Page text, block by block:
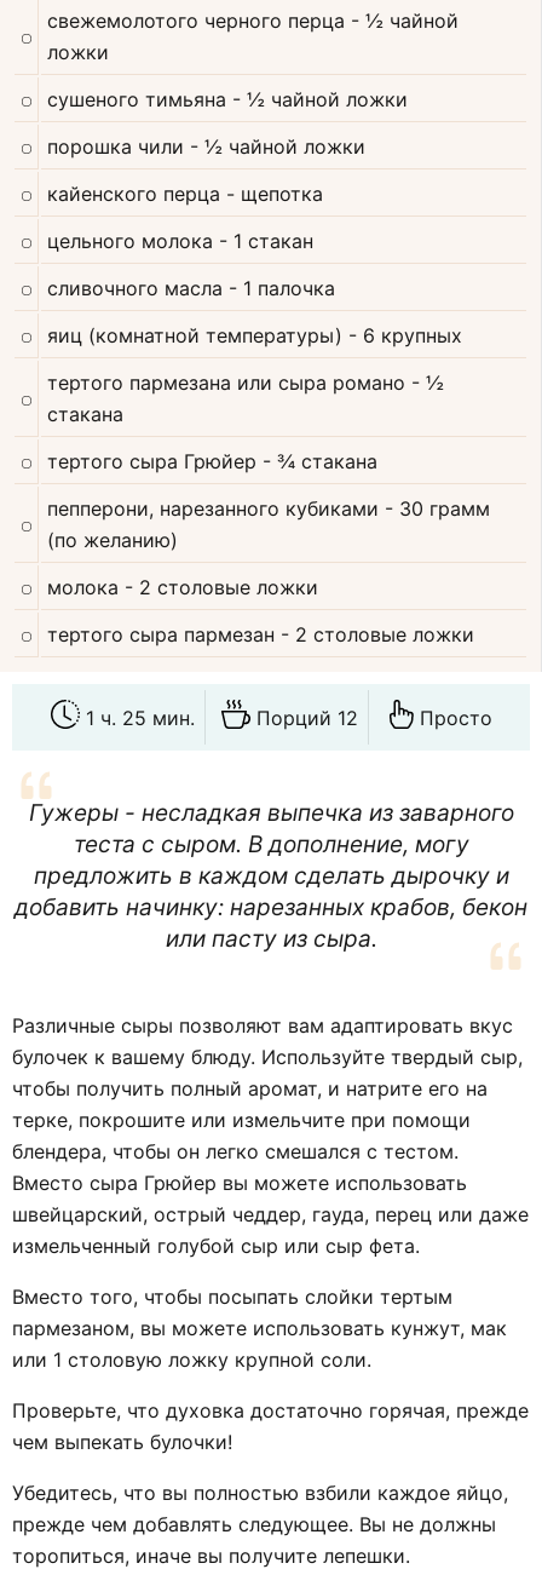
свежемолотого черного перца - ½ чайной
ложки
сушеного тимьяна - ½ чайной ложки
порошка чили - ½ чайной ложки
кайенского перца - щепотка
цельного молока - 1 стакан
сливочного масла - 1 палочка
яиц (комнатной температуры) - 6 крупных
тертого пармезана или сыра романо - ½
стакана
тертого сыра Грюйер - ¾ стакана
пепперони, нарезанного кубиками - 30 грамм
(по желанию)
молока - 2 столовые ложки
тертого сыра пармезан - 2 столовые ложки
1 ч. 25 мин. Порций 12 Просто
Гужеры - несладкая выпечка из заварного
теста с сыром. В дополнение, могу
предложить в каждом сделать дырочку и
добавить начинку: нарезанных крабов, бекон
или пасту из сыра.
Различные сыры позволяют вам адаптировать вкус
булочек к вашему блюду. Используйте твердый сыр,
чтобы получить полный аромат, и натрите его на
терке, покрошите или измельчите при помощи
блендера, чтобы он легко смешался с тестом.
Вместо сыра Грюйер вы можете использовать
швейцарский, острый чеддер, гауда, перец или даже
измельченный голубой сыр или сыр фета.
Вместо того, чтобы посыпать слойки тертым
пармезаном, вы можете использовать кунжут, мак
или 1 столовую ложку крупной соли.
Проверьте, что духовка достаточно горячая, прежде
чем выпекать булочки!
Убедитесь, что вы полностью взбили каждое яйцо,
прежде чем добавлять следующее. Вы не должны
торопиться, иначе вы получите лепешки.